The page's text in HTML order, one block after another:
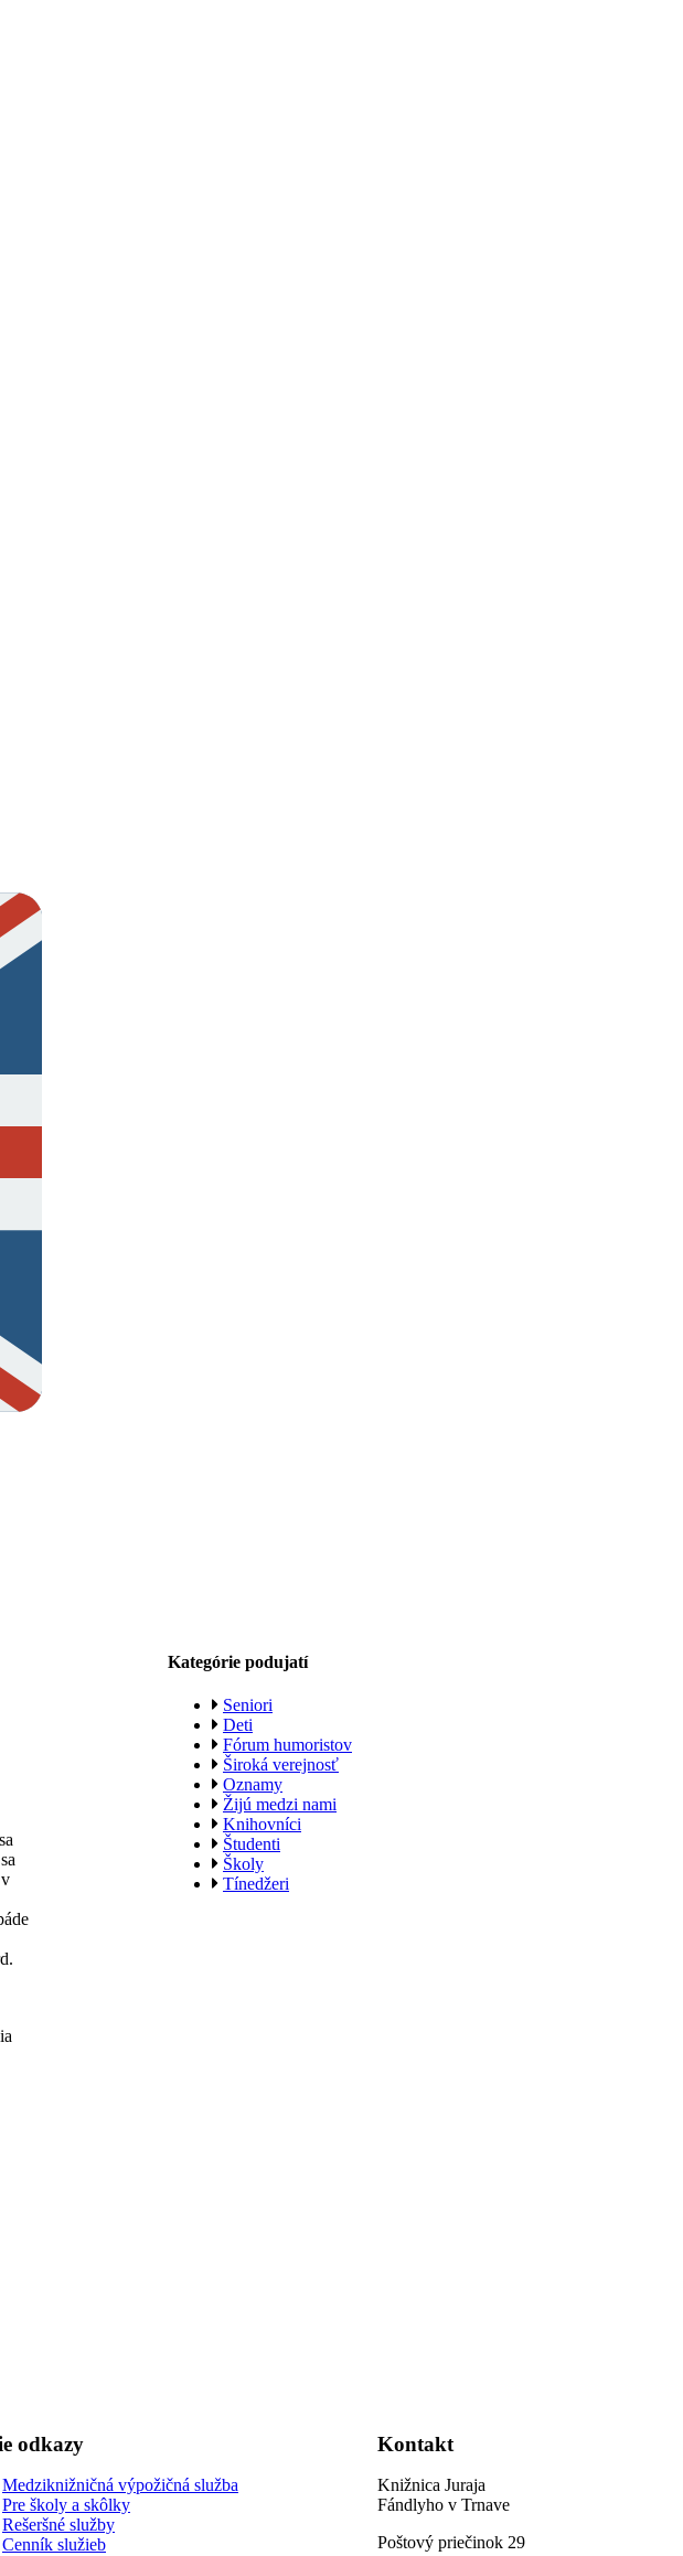
Kategórie podujatí
Seniori
Deti
Fórum humoristov
Široká verejnosť
Oznamy
Žijú medzi nami
Knihovníci
Študenti
Školy
Tínedžeri
odkazy
Medziknižničná výpožičná služba
Pre školy a skôlky
Rešeršné služby
Cenník služieb
Kontakt
Knižnica Juraja
Fándlyho v Trnave
Poštový priečinok 29